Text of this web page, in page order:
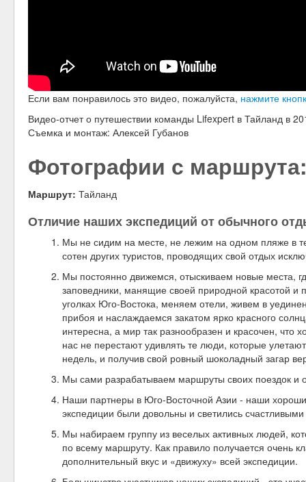
Если вам понравилось это видео, пожалуйста, нажмите
Видео-отчет о путешествии команды Lifexpert в Тайланд в
Съемка и монтаж: Алексей Губанов
Фотографии с маршрута:
Маршрут: Тайланд
Отличие наших экспедиций от обычного
Мы не сидим на месте, не лежим на одном пляже в
сотен других туристов, проводящих свой отдых
Мы постоянно движемся, отыскиваем новые места,
заповедники, манящие своей природной красотой
уголках Юго-Востока, меняем отели, живем в
прибоя и наслаждаемся закатом ярко красного
интересна, а мир так разнообразен и красочен, что
нас не перестают удивлять те люди, которые
недель, и получив свой ровный шоколадный загар
Мы сами разрабатываем маршруты своих поездок и
Наши партнеры в Юго-Восточной Азии - наши
экспедиции были довольны и светились
Мы набираем группу из веселых активных людей,
по всему маршруту. Как правило получается очень
дополнительный вкус и «движуху» всей экспедиции.